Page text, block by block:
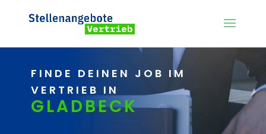
FINDE DEINEN JOB IM
VERTRIEB IN
GLADBECK